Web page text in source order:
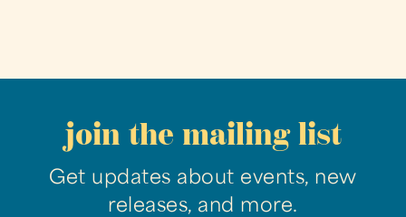
join the mailing list
Get updates about events, new
releases, and more.